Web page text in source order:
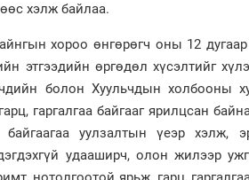
хэлж байлаа.
хороо өнгөрөгч оны 12 дугаар
этгээдийн өргөдөл хүсэлтийг
болон Хуульчдын холбооны
гаргалгаа байгааг ярилцсан
уулзалтын үеэр хэлж,
удааширч, олон жилээр